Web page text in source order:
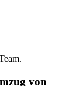
von